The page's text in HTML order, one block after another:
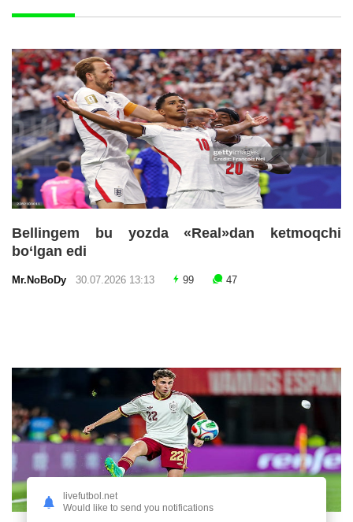
Bellingem bu yozda «Real»dan ketmoqchi
bo‘lgan edi
Mr.NoBoDy 30.07.2026 13:13 99 47
livefutbol.net
Would like to send you notifications